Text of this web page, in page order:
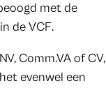
met de
de VCF.
Comm.VA of CV,
evenwel een